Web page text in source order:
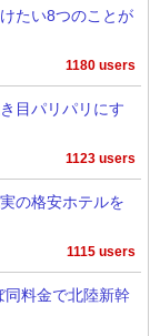
たい8つのことが
1180 users
目パリパリにす
1123 users
の格安ホテルを
1115 users
同料金で北陸新幹